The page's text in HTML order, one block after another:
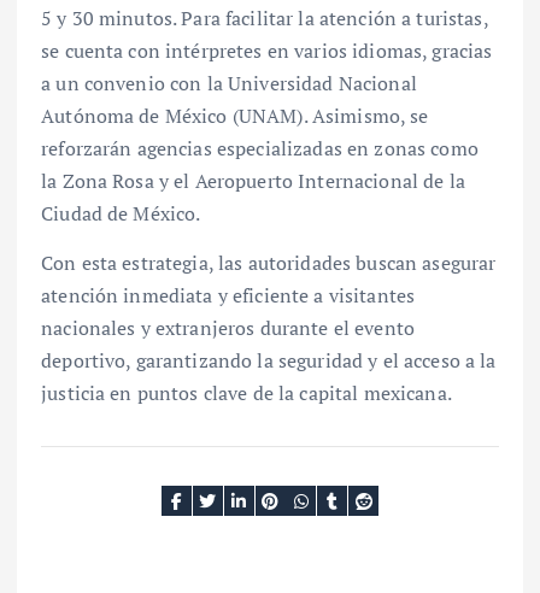
5 y 30 minutos. Para facilitar la atención a turistas,
se cuenta con intérpretes en varios idiomas, gracias
a un convenio con la Universidad Nacional
Autónoma de México (UNAM). Asimismo, se
reforzarán agencias especializadas en zonas como
la Zona Rosa y el Aeropuerto Internacional de la
Ciudad de México.
Con esta estrategia, las autoridades buscan asegurar
atención inmediata y eficiente a visitantes
nacionales y extranjeros durante el evento
deportivo, garantizando la seguridad y el acceso a la
justicia en puntos clave de la capital mexicana.